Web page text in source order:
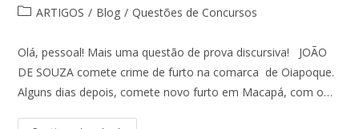
ARTIGOS / Blog / Questões de Concursos
Olá, pessoal! Mais uma questão de prova discursiva! JOÃO
DE SOUZA comete crime de furto na comarca de Oiapoque.
Alguns dias depois, comete novo furto em Macapá, com o…